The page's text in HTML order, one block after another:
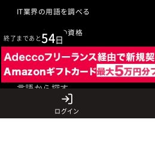
IT業界の用語を調べる
ITエンジニアの資格
クリエイターの資格
言語から探す
Javaの求人
ITエンジニアの仕事
ログイン
終了まであと54日